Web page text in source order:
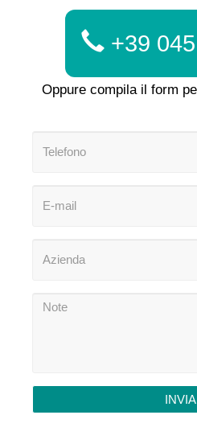
+39
Oppure compila il form
INVIA